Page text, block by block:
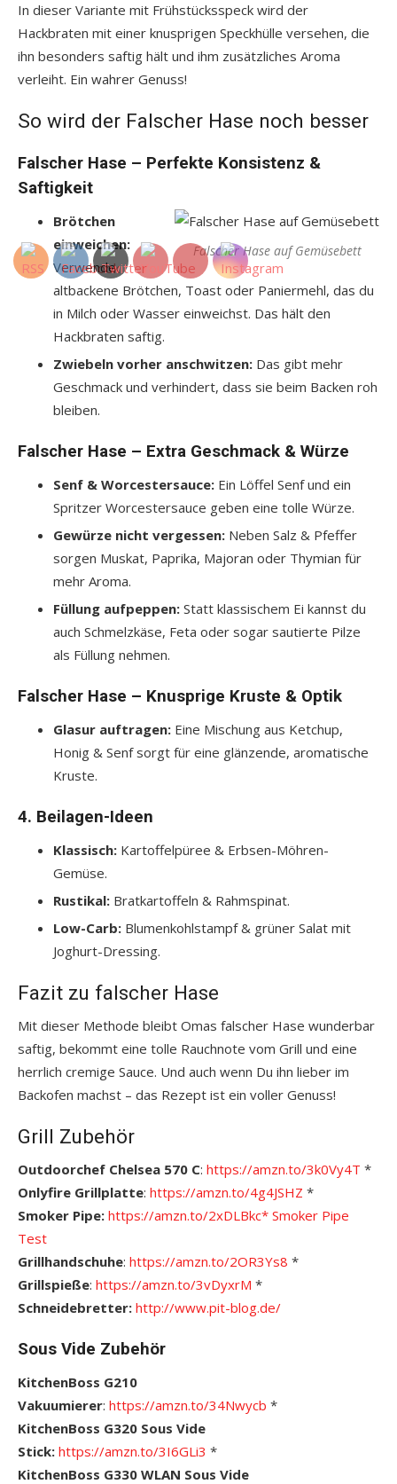
In dieser Variante mit Frühstücksspeck wird der
Hackbraten mit einer knusprigen Speckhülle versehen, die
ihn besonders saftig hält und ihm zusätzliches Aroma
verleiht. Ein wahrer Genuss!
So wird der Falscher Hase noch besser
Falscher Hase – Perfekte Konsistenz &
Saftigkeit
Falscher Hase auf Gemüsebett
Brötchen
einweichen:
Verwende
altbackene Brötchen, Toast oder Paniermehl, das du
in Milch oder Wasser einweichst. Das hält den
Hackbraten saftig.
Zwiebeln vorher anschwitzen: Das gibt mehr
Geschmack und verhindert, dass sie beim Backen roh
bleiben.
Falscher Hase – Extra Geschmack & Würze
Senf & Worcestersauce: Ein Löffel Senf und ein
Spritzer Worcestersauce geben eine tolle Würze.
Gewürze nicht vergessen: Neben Salz & Pfeffer
sorgen Muskat, Paprika, Majoran oder Thymian für
mehr Aroma.
Füllung aufpeppen: Statt klassischem Ei kannst du
auch Schmelzkäse, Feta oder sogar sautierte Pilze
als Füllung nehmen.
Falscher Hase – Knusprige Kruste & Optik
Glasur auftragen: Eine Mischung aus Ketchup,
Honig & Senf sorgt für eine glänzende, aromatische
Kruste.
4. Beilagen-Ideen
Klassisch: Kartoffelpüree & Erbsen-Möhren-
Gemüse.
Rustikal: Bratkartoffeln & Rahmspinat.
Low-Carb: Blumenkohlstampf & grüner Salat mit
Joghurt-Dressing.
Fazit zu falscher Hase
Mit dieser Methode bleibt Omas falscher Hase wunderbar
saftig, bekommt eine tolle Rauchnote vom Grill und eine
herrlich cremige Sauce. Und auch wenn Du ihn lieber im
Backofen machst – das Rezept ist ein voller Genuss!
Grill Zubehör
Outdoorchef Chelsea 570 C: https://amzn.to/3k0Vy4T *
Onlyfire Grillplatte: https://amzn.to/4g4JSHZ *
Smoker Pipe: https://amzn.to/2xDLBkc* Smoker Pipe
Test
Grillhandschuhe: https://amzn.to/2OR3Ys8 *
Grillspieße: https://amzn.to/3vDyxrM *
Schneidebretter: http://www.pit-blog.de/
Sous Vide Zubehör
KitchenBoss G210
Vakuumierer: https://amzn.to/34Nwycb *
KitchenBoss G320 Sous Vide
Stick: https://amzn.to/3I6GLi3 *
KitchenBoss G330 WLAN Sous Vide